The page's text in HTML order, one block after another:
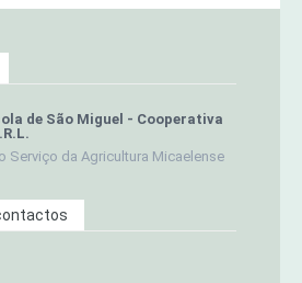
de São Miguel - Cooperativa
Serviço da Agricultura Micaelense